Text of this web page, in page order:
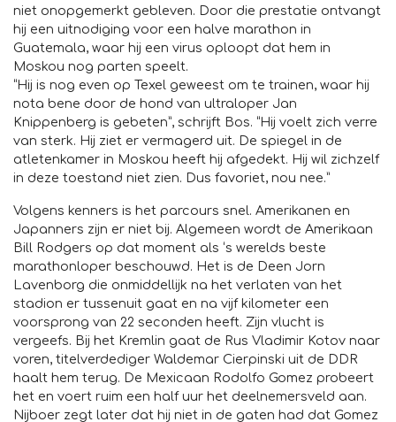
niet onopgemerkt gebleven. Door die prestatie ontvangt
hij een uitnodiging voor een halve marathon in
Guatemala, waar hij een virus oploopt dat hem in
Moskou nog parten speelt.
“Hij is nog even op Texel geweest om te trainen, waar hij
nota bene door de hond van ultraloper Jan
Knippenberg is gebeten”, schrijft Bos. “Hij voelt zich verre
van sterk. Hij ziet er vermagerd uit. De spiegel in de
atletenkamer in Moskou heeft hij afgedekt. Hij wil zichzelf
in deze toestand niet zien. Dus favoriet, nou nee.”
Volgens kenners is het parcours snel. Amerikanen en
Japanners zijn er niet bij. Algemeen wordt de Amerikaan
Bill Rodgers op dat moment als ‘s werelds beste
marathonloper beschouwd. Het is de Deen Jorn
Lavenborg die onmiddellijk na het verlaten van het
stadion er tussenuit gaat en na vijf kilometer een
voorsprong van 22 seconden heeft. Zijn vlucht is
vergeefs. Bij het Kremlin gaat de Rus Vladimir Kotov naar
voren, titelverdediger Waldemar Cierpinski uit de DDR
haalt hem terug. De Mexicaan Rodolfo Gomez probeert
het en voert ruim een half uur het deelnemersveld aan.
Nijboer zegt later dat hij niet in de gaten had dat Gomez